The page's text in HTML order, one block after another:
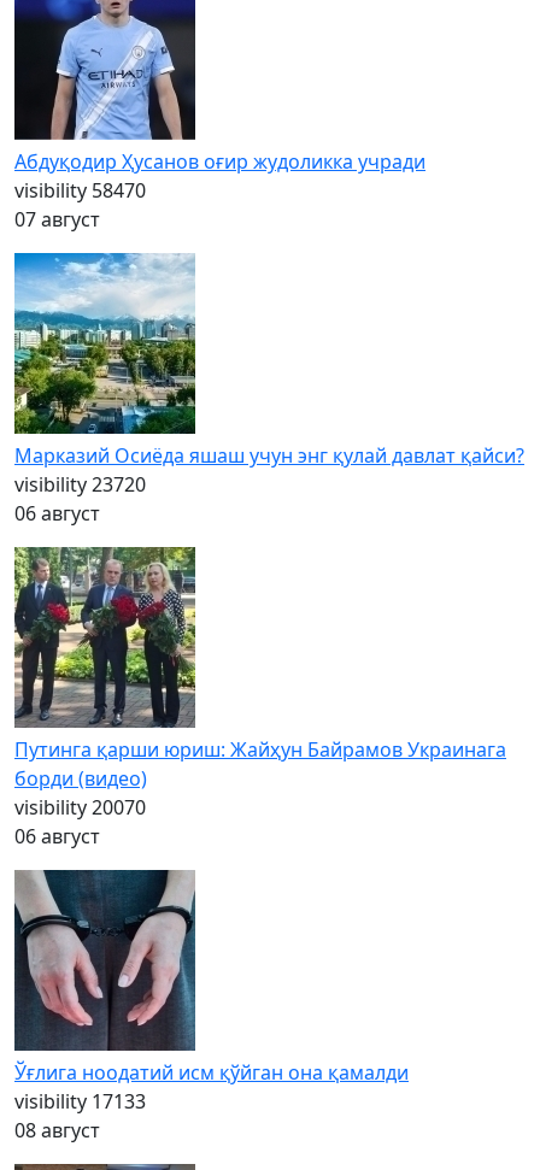
Абдуқодир Ҳусанов оғир жудоликка учради
visibility 58470
07 август
Марказий Осиёда яшаш учун энг қулай давлат қайси?
visibility23720
06 август
Путинга қарши юриш: Жайҳун Байрамов Украинага
борди (видео)
visibility20070
06 август
Ўғлига ноодатий исм қўйган она қамалди
visibility 17133
08 август